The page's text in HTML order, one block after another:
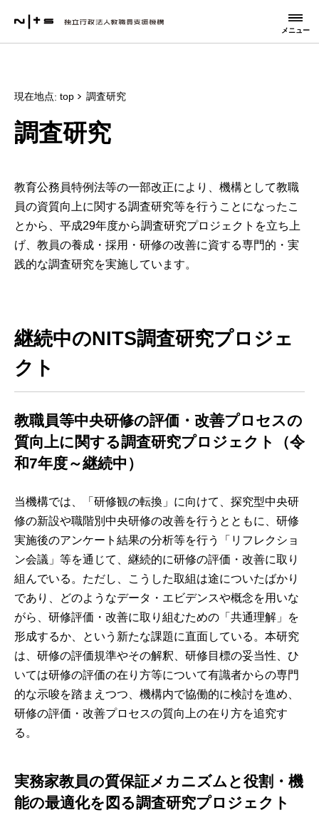
メニュー
現在地点 top 調査研究
調査研究
教育公務員特例法等の一部改正により、機構として教職
員の資質向上に関する調査研究等を行うことになったこ
とから、平成29年度から調査研究プロジェクトを立ち上
げ、教員の養成・採用・研修の改善に資する専門的・実
践的な調査研究を実施しています。
継続中のNITS調査研究プロジェ
クト
教職員等中央研修の評価・改善プロセスの
質向上に関する調査研究プロジェクト（令
和7年度～継続中）
当機構では、「研修観の転換」に向けて、探究型中央研
修の新設や職階別中央研修の改善を行うとともに、研修
実施後のアンケート結果の分析等を行う「リフレクショ
ン会議」等を通じて、継続的に研修の評価・改善に取り
組んでいる。ただし、こうした取組は途についたばかり
であり、どのようなデータ・エビデンスや概念を用いな
がら、研修評価・改善に取り組むための「共通理解」を
形成するか、という新たな課題に直面している。本研究
は、研修の評価規準やその解釈、研修目標の妥当性、ひ
いては研修の評価の在り方等について有識者からの専門
的な示唆を踏まえつつ、機構内で協働的に検討を進め、
研修の評価・改善プロセスの質向上の在り方を追究す
る。
実務家教員の質保証メカニズムと役割・機
能の最適化を図る調査研究プロジェクト